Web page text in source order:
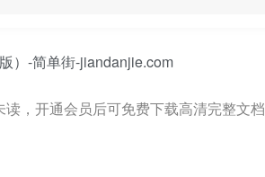
读，开通会员后可免费下载高清完整文档